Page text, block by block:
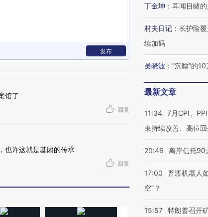
发布
馆了
· 回复
也许这就是基因的传承
· 回复
丁金坤 ： 耳闻目睹
村夫日记 ： 长护险
续加码
吴晓波 ： “沉睡”的
最新文章
11:34 7月CPI、
束持续改善、高位回
20:46 离岸信托90
17:00
普渡机器人
空”？
15:57 特朗普召开